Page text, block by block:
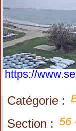
https://
Catégorie :
Section : 56